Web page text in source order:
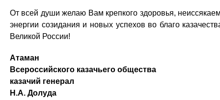
От всей души желаю Вам крепкого здоровья,
энергии созидания и новых успехов во благо
Великой России!
Атаман
Всероссийского казачьего общества
казачий генерал
Н.А. Долуда